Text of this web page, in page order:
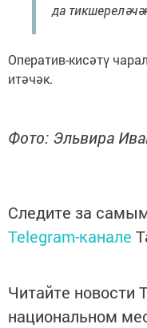
да
Оператив-кисәтү
итәчәк.
Фото: Эльвира
Следите за
Telegram-канале
Читайте новости
национальном